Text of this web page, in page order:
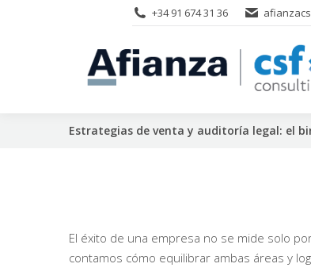
+34 91 674 31 36
Estrategias de venta y auditoría legal: el
El éxito de una empresa no se mide solo
contamos cómo equilibrar ambas áreas y